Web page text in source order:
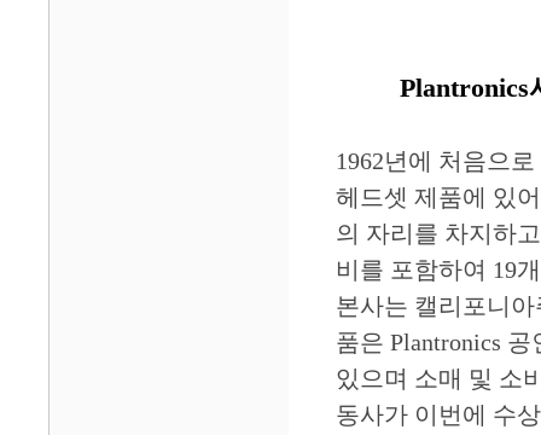
Plantronics
1962년에 처음으
헤드셋 제품에 있
의 자리를 차지하
비를 포함하여 19
본사는 캘리포니
품은 Plantronics
있으며 소매 및 소
동사가 이번에 수